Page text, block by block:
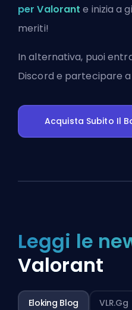
per Valorant e inizia a
meriti!
In alternativa, puoi
Discord e partecipare a
Acquista Subito Il
Leggi le
Valorant
Eloking Blog VLR.gg